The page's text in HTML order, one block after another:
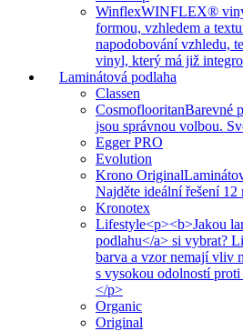
WinflexWINFLEX®
formou, vzhledem a
napodobování vzhledu,
vinyl, který má již
Laminátová podlaha
Classen
CosmoflooritanBarevné
jsou správnou volbou.
Egger PRO
Evolution
Krono Original
Najděte ideální řešení
Kronotex
Lifestyle<p><b>Jakou
podlahu</a> si vybrat?
barva a vzor nemají vliv
s vysokou odolností
</p>
Organic
Original